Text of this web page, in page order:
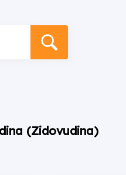
(Zidovudina)